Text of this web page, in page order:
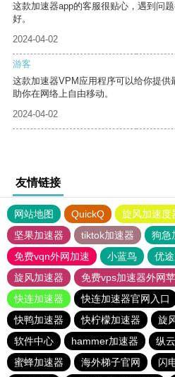
这款加速器app的客服很贴心，遇到问
好。
2024-04-02
游客
这款加速器VPM应用程序可以给你提
助你在网络上自由移动。
2024-04-02
友情链接
网站地图 QuickQ 旋风加速度
坚果加速器
tiktok加速器
狗急
免费vqn外网加速
小蓝鸟 优
旋风加速器
免费vps加速器外网
快连加速器
快连加速器官网入口
快鸭加速器
快柠檬加速器 旋
软件中心
hammer加速器 纵
蜜蜂加速器
海外梯子官网 闪